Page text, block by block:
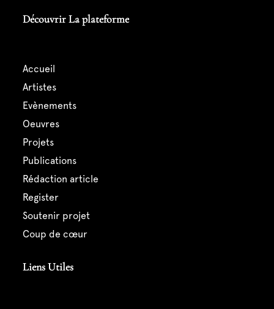
Découvrir La plateforme
accueil
artistes
evènements
oeuvres
projets
publications
rédaction article
register
soutenir projet
coup de cœur
Liens Utiles